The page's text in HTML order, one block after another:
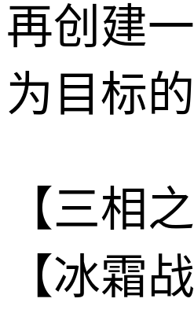
再创建
为目标
【三相
【冰霜